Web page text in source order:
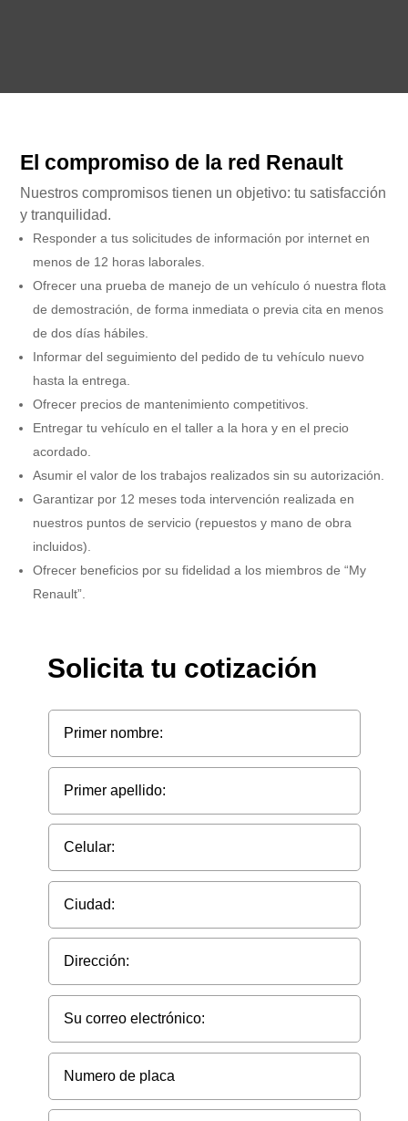
El compromiso de la red Renault
Nuestros compromisos tienen un objetivo: tu satisfacción
y tranquilidad.
Responder a tus solicitudes de información por internet en
menos de 12 horas laborales.
Ofrecer una prueba de manejo de un vehículo ó nuestra flota
de demostración, de forma inmediata o previa cita en menos
de dos días hábiles.
Informar del seguimiento del pedido de tu vehículo nuevo
hasta la entrega.
Ofrecer precios de mantenimiento competitivos.
Entregar tu vehículo en el taller a la hora y en el precio
acordado.
Asumir el valor de los trabajos realizados sin su autorización.
Garantizar por 12 meses toda intervención realizada en
nuestros puntos de servicio (repuestos y mano de obra
incluidos).
Ofrecer beneficios por su fidelidad a los miembros de “My
Renault”.
Solicita tu cotización